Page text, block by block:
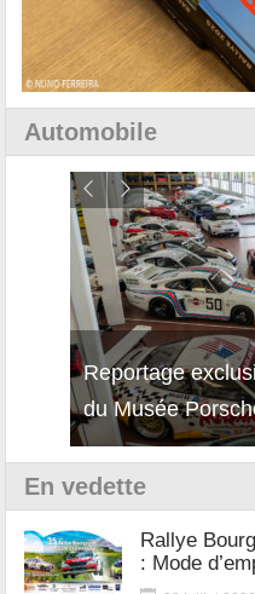
Automobile
Reportage
du Musée
En vedette
Rallye
: Mode